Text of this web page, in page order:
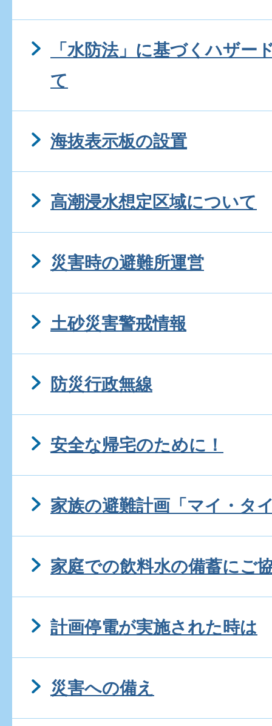
「水防法」に基づくハザー
て
海抜表示板の設置
高潮浸水想定区域について
災害時の避難所運営
土砂災害警戒情報
防災行政無線
安全な帰宅のために！
家族の避難計画「マイ・タ
家庭での飲料水の備蓄にご
計画停電が実施された時は
災害への備え